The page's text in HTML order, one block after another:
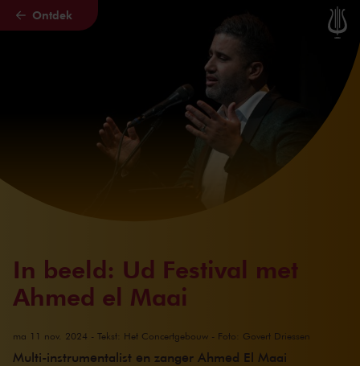
Naar hoofdcontent
Ontdek
In beeld: Ud Festival met
Ahmed el Maai
ma 11 nov. 2024 - Tekst: Het Concertgebouw - Foto: Govert Driessen
Multi-instrumentalist en zanger Ahmed El Maai